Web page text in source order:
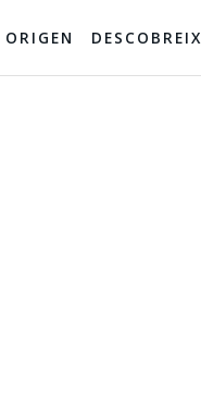
ORIGEN DESCOBREIX